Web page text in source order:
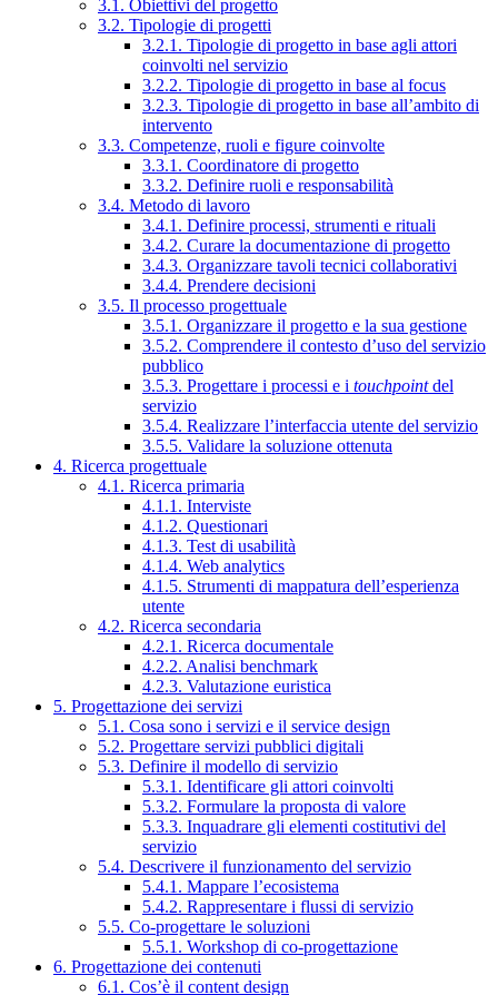
3.1. Obiettivi del progetto
3.2. Tipologie di progetti
3.2.1. Tipologie di progetto in base agli attori
coinvolti nel servizio
3.2.2. Tipologie di progetto in base al focus
3.2.3. Tipologie di progetto in base all’ambito di
intervento
3.3. Competenze, ruoli e figure coinvolte
3.3.1. Coordinatore di progetto
3.3.2. Definire ruoli e responsabilità
3.4. Metodo di lavoro
3.4.1. Definire processi, strumenti e rituali
3.4.2. Curare la documentazione di progetto
3.4.3. Organizzare tavoli tecnici collaborativi
3.4.4. Prendere decisioni
3.5. Il processo progettuale
3.5.1. Organizzare il progetto e la sua gestione
3.5.2. Comprendere il contesto d’uso del servizio
pubblico
3.5.3. Progettare i processi e i touchpointdel
servizio
3.5.4. Realizzare l’interfaccia utente del servizio
3.5.5. Validare la soluzione ottenuta
4. Ricerca progettuale
4.1. Ricerca primaria
4.1.1. Interviste
4.1.2. Questionari
4.1.3. Test di usabilità
4.1.4. Web analytics
4.1.5. Strumenti di mappatura dell’esperienza
utente
4.2. Ricerca secondaria
4.2.1. Ricerca documentale
4.2.2. Analisi benchmark
4.2.3. Valutazione euristica
5. Progettazione dei servizi
5.1. Cosa sono i servizi e il service design
5.2. Progettare servizi pubblici digitali
5.3. Definire il modello di servizio
5.3.1. Identificare gli attori coinvolti
5.3.2. Formulare la proposta di valore
5.3.3. Inquadrare gli elementi costitutivi del
servizio
5.4. Descrivere il funzionamento del servizio
5.4.1. Mappare l’ecosistema
5.4.2. Rappresentare i flussi di servizio
5.5. Co-progettare le soluzioni
5.5.1. Workshop di co-progettazione
6. Progettazione dei contenuti
6.1. Cos’è il content design